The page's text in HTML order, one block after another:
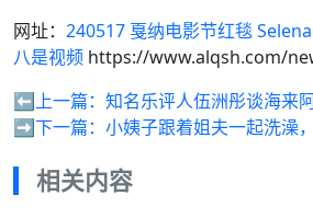
网址： 240517 戛纳电影节红毯
八是视频 https://www.alqsh.com/
⬅️上一篇： 知名乐评人伍洲彤谈海来
➡️下一篇： 小姨子跟着姐夫一起洗澡
相关内容